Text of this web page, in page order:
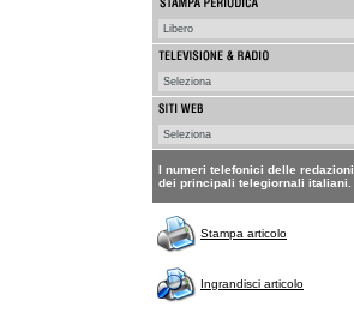
I numeri telefonici delle redazioni
dei principali telegiornali italiani.
Stampa articolo
Ingrandisci articolo